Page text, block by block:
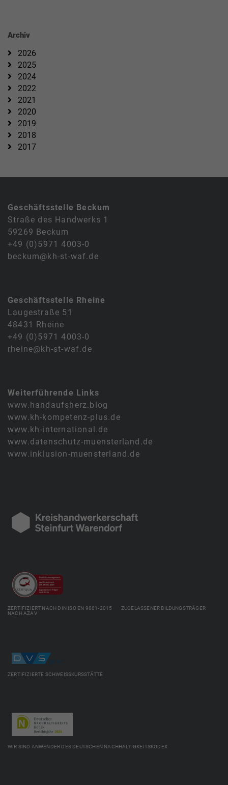
Archiv
2026
2025
2024
2022
2021
2020
2019
2018
2017
Geschäftsstelle Beckum
Straße des Handwerks 1
59269 Beckum
+49 (0)5971 4003-0
beckum@kh-st-waf.de
Geschäftsstelle Rheine
Laugestraße 51
48431 Rheine
+49 (0)5971 4003-0
rheine@kh-st-waf.de
Weiterführende Links
www.handaufsherz.blog
www.kh-kompetenz-plus.de
www.kh-international.de
www.datenschutz-muensterland.de
www.inklusion-muensterland.de
ZERTIFIZIERT NACH DIN ISO EN 9001-2015 ZUGELASSENER BILDUNGSTRÄGER
NACH AZAV
ZERTIFIZIERTE SCHWEISSKURSSTÄTTE
WIR SIND ANWENDER DES DEUTSCHEN NACHHALTIGKEITSKODEX